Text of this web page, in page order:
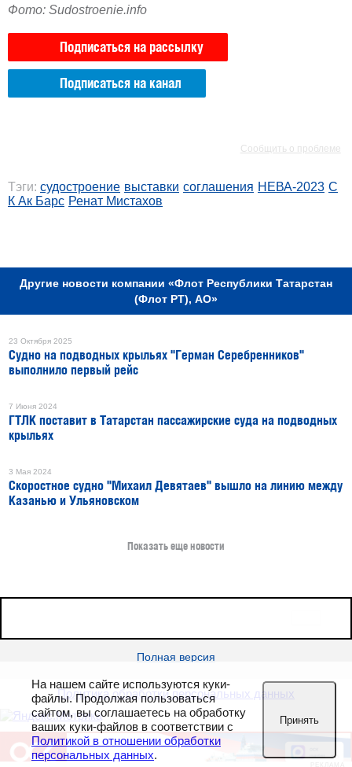
Фото: Sudostroenie.info
Подписаться на рассылку
Подписаться на канал
Сообщить о проблеме
Тэги: судостроение выставки соглашения НЕВА-2023 С
К Ак Барс Ренат Мистахов
Другие новости компании «Флот Республики Татарстан
(Флот РТ), АО»
23 Октября 2025
Судно на подводных крыльях "Герман Серебренников"
выполнило первый рейс
7 Июня 2024
ГТЛК поставит в Татарстан пассажирские суда на подводных
крыльях
3 Мая 2024
Скоростное судно "Михаил Девятаев" вышло на линию между
Казанью и Ульяновском
Показать еще новости
Полная версия
Политика обработки персональных данных
На нашем сайте используются куки-
файлы. Продолжая пользоваться
сайтом, вы соглашаетесь на обработку
ваших куки-файлов в соответствии с
Политикой в отношении обработки
персональных данных.
Принять